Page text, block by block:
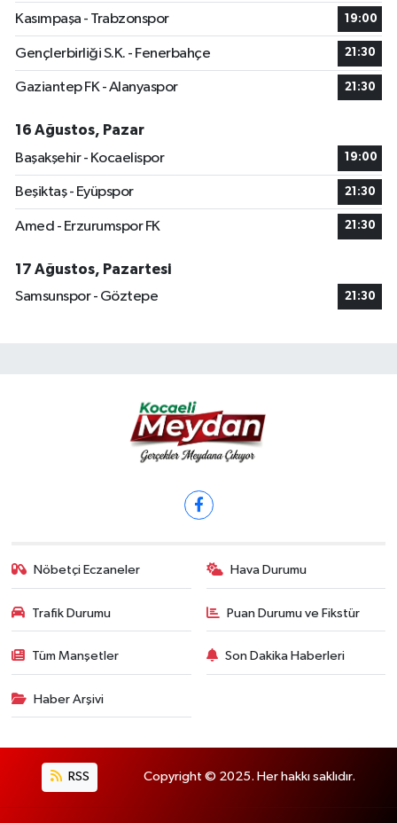
Kasımpaşa - Trabzonspor 19:00
Gençlerbirliği S.K. - Fenerbahçe 21:30
Gaziantep FK - Alanyaspor 21:30
16 Ağustos, Pazar
Başakşehir - Kocaelispor
19:00
Beşiktaş - Eyüpspor 21:30
Amed - Erzurumspor FK 21:30
17 Ağustos, Pazartesi
Samsunspor - Göztepe
21:30
Nöbetçi Eczaneler Hava Durumu
Trafik Durumu Puan Durumu ve Fikstür
Tüm Manşetler Son Dakika Haberleri
Haber Arşivi
RSS Copyright © 2025. Her hakkı saklıdır.